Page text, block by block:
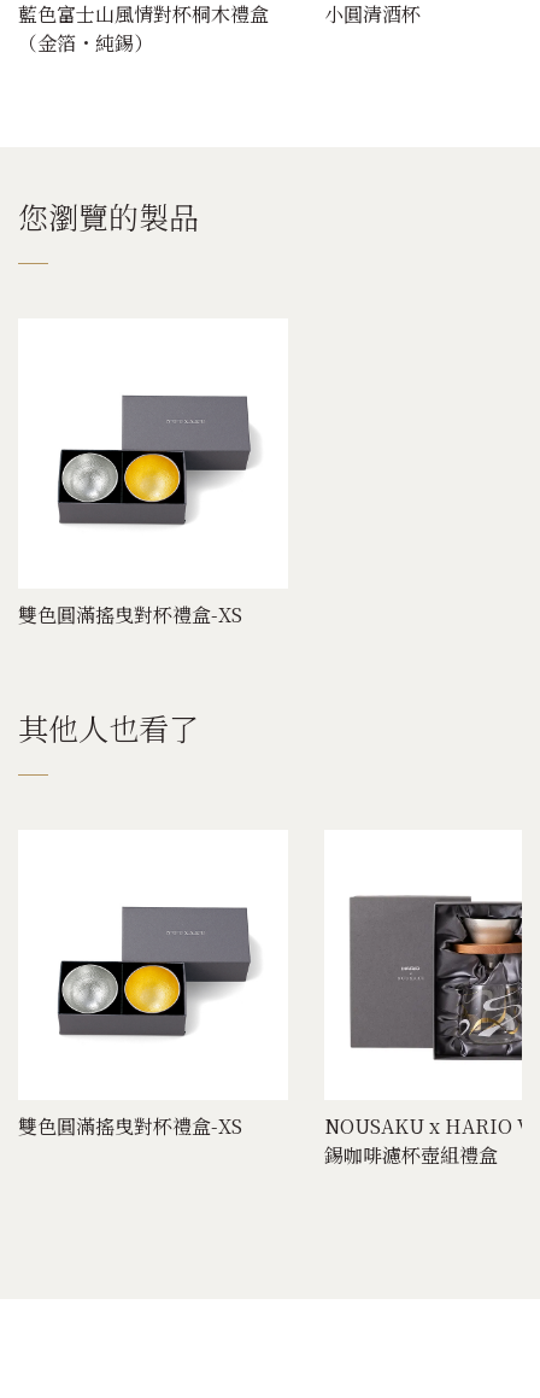
藍色富士山風情對杯桐木禮盒
（金箔・純錫）
小圓清酒杯
您瀏覽的製品
雙色圓滿搖曳對杯禮盒-XS
其他人也看了
雙色圓滿搖曳對杯禮盒-XS
NOUSAKU x HARIO
錫咖啡濾杯壺組禮盒